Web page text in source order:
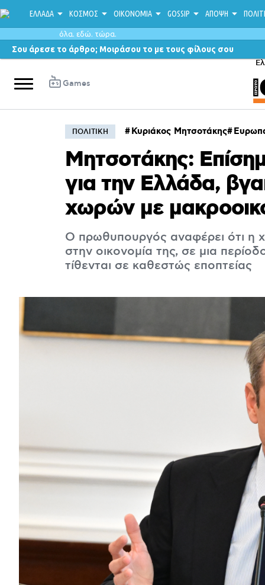
ΕΛΛΑΔΑ ΚΟΣΜΟΣ ΟΙΚΟΝΟΜΙΑ GOSSIP ΑΠΟΨΗ
όλα. εδώ. τώρα.
Σου άρεσε το άρθρο; Μοιράσου το με τους φίλους σου